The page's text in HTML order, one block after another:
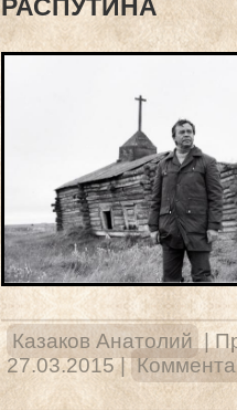
РАСПУТИНА
Казаков Анатолий |
27.03.2015 |